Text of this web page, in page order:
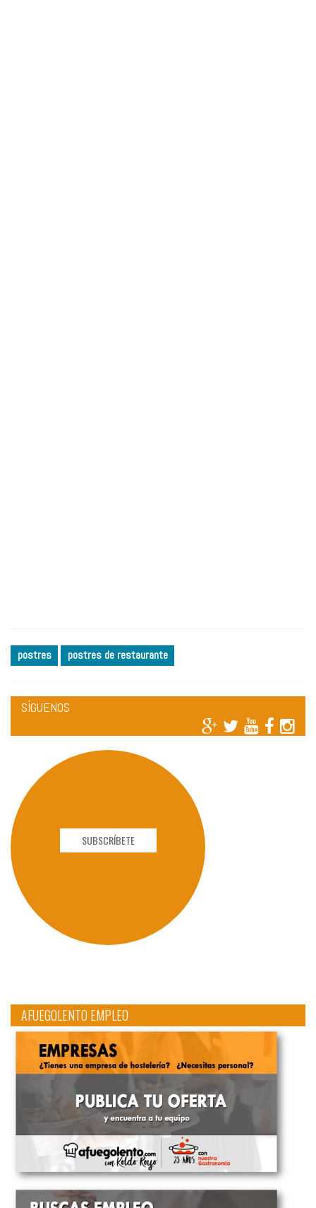
postres postres de restaurante
SÍGUENOS
SUBSCRÍBETE
AFUEGOLENTO EMPLEO